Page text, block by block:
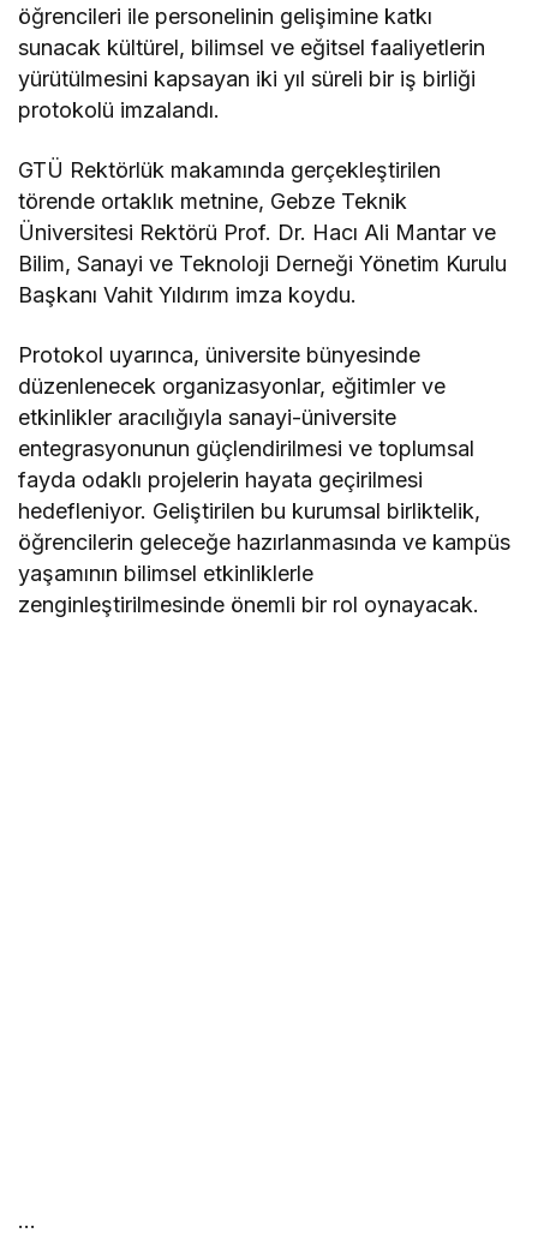
öğrencileri ile personelinin gelişimine katkı
sunacak kültürel, bilimsel ve eğitsel faaliyetlerin
yürütülmesini kapsayan iki yıl süreli bir iş birliği
protokolü imzalandı.
GTÜ Rektörlük makamında gerçekleştirilen
törende ortaklık metnine, Gebze Teknik
Üniversitesi Rektörü Prof. Dr. Hacı Ali Mantar ve
Bilim, Sanayi ve Teknoloji Derneği Yönetim Kurulu
Başkanı Vahit Yıldırım imza koydu.
Protokol uyarınca, üniversite bünyesinde
düzenlenecek organizasyonlar, eğitimler ve
etkinlikler aracılığıyla sanayi-üniversite
entegrasyonunun güçlendirilmesi ve toplumsal
fayda odaklı projelerin hayata geçirilmesi
hedefleniyor. Geliştirilen bu kurumsal birliktelik,
öğrencilerin geleceğe hazırlanmasında ve kampüs
yaşamının bilimsel etkinliklerle
zenginleştirilmesinde önemli bir rol oynayacak.
…